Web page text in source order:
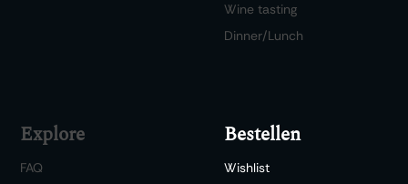
Wine tasting
Dinner/Lunch
Explore
FAQ
Bestellen
Wishlist